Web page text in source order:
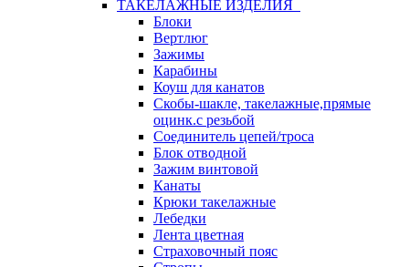
ТАКЕЛАЖНЫЕ ИЗДЕЛИЯ
Блоки
Вертлюг
Зажимы
Карабины
Коуш для канатов
Скобы-шакле, такелажные,прямые
оцинк.с резьбой
Соединитель цепей/троса
Блок отводной
Зажим винтовой
Канаты
Крюки такелажные
Лебедки
Лента цветная
Страховочный пояс